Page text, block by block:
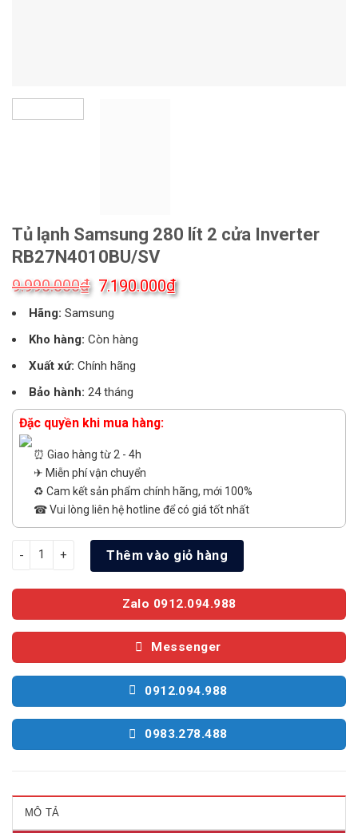
Tủ lạnh Samsung 280 lít 2 cửa Inverter
RB27N4010BU/SV
9.990.000₫ Giá
gốc
là:
9.990.000₫.
7.190.000₫Giá
hiện
Hãng: Samsung
Kho hàng: Còn hàng
Xuất xứ: Chính hãng
Bảo hành: 24 tháng
Đặc quyền khi mua hàng:
⏰ Giao hàng từ 2 - 4h
✈ Miễn phí vận chuyển
♻️ Cam kết sản phẩm chính hãng, mới 100%
☎ Vui lòng liên hệ hotline để có giá tốt nhất
Tủ lạnh Samsung 280 lít 2 cửa Inverter RB27N4010BU/SV số
Thêm vào giỏ hàng
Zalo 0912.094.988
Messenger
0912.094.988
0983.278.488
MÔ TẢ